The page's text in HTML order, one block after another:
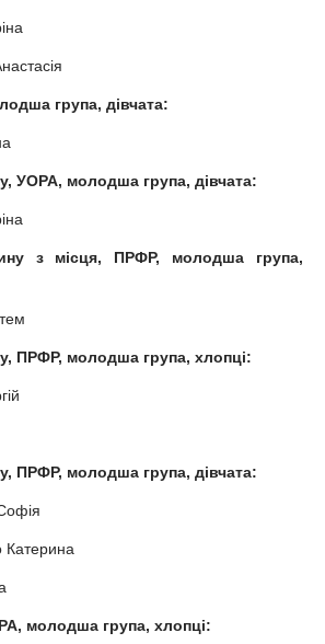
група, дівчата:
УОРА, молодша група, дівчата:
з місця, ПРФР, молодша група,
ПРФР, молодша група, хлопці:
ПРФР, молодша група, дівчата:
Катерина
молодша група, хлопці: